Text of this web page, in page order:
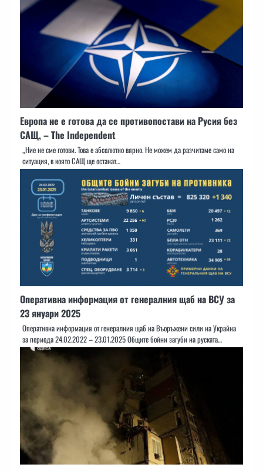
Европа не е готова да се противопостави на Русия без
САЩ, – The Independent
„Ние не сме готови. Това е абсолютно вярно. Не можем да разчитаме само на
ситуация, в която САЩ ще останат…
Оперативна информация от генералния щаб на ВСУ за
23 януари 2025
Оперативна информация от генералния щаб на Въоръжени сили на Украйна
за периода 24.02.2022 – 23.01.2025 Общите бойни загуби на руската…